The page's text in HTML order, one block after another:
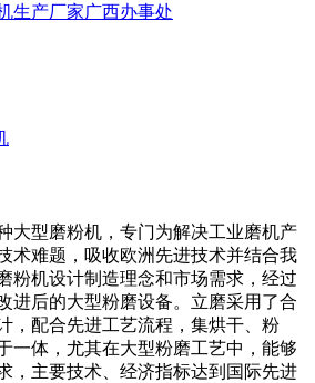
生产厂家广西办事处
大型磨粉机，专门为解决工业磨机产
术难题，吸收欧洲先进技术并结合我
粉机设计制造理念和市场需求，经过
进后的大型粉磨设备。立磨采用了合
，配合先进工艺流程，集烘干、粉
一体，尤其在大型粉磨工艺中，能够
，主要技术、经济指标达到国际先进